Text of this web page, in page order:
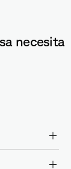
necesita